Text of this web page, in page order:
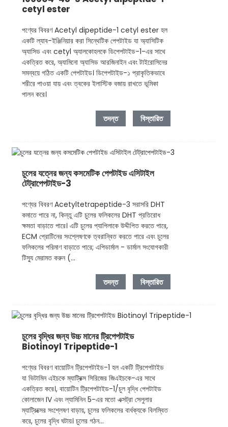
cetyl ester
পণ্যের বিবরণ Acetyl dipeptide-1 cetyl ester হল
একটি ল্যাব-ইঞ্জিনিয়ার করা সিন্থেটিক পেপটাইড যা অ্যাসিটিক
অ্যাসিড এবং cetyl অ্যালকোহলকে ডিপেপটাইড-1-এর সাথে
একত্রিত করে, অ্যামিনো অ্যাসিড আরজিনাইন এবং টাইরোসিনের
সমন্বয়ে গঠিত একটি পেপটাইড। ডিপেপটাইড-১ প্রাকৃতিকভাবে
শরীরে পাওয়া যায় এবং ত্বকের ইলাস্টিক বজায় রাখতে ভূমিকা
পালন করে।
তদন্ত বিস্তারিত
চুলের যত্নের জন্য কসমেটিক পেপটাইড এসিটাইল
টেট্রাপেপটাইড-3
পণ্যের বিবরণ Acetyltetrapeptide-3 সরাসরি DHT
কমাতে পারে না, কিন্তু এটি চুলের ফলিকলের DHT প্রতিরোধ
ক্ষমতা বাড়াতে পারে। এটি চুলের প্যাপিলাকে উদ্দীপিত করতে পারে,
ECM প্রোটিনের সংশ্লেষণকে ত্বরান্বিত করতে পারে এবং চুলের
ফলিকলের পরিমাণ বাড়াতে পারে; এপিডার্মাল - ডার্মাল সংযোগকারী
টিস্যু মেরামত করুন (...
তদন্ত বিস্তারিত
চুলের বৃদ্ধির জন্য উচ্চ মানের ট্রিপেপটাইড
Biotinoyl Tripeptide-1
পণ্যের বিবরণ বায়োটিন ট্রিপেপটাইড-1 হল একটি ট্রিপেপটাইড
যা ভিটামিন এইচকে ম্যাট্রিক্স সিরিজের জিএইচকে-এর সাথে
একত্রিত করে।, বায়োটিন ট্রিপেপটাইড-1/চুল বৃদ্ধি পেপটাইড
কোলাজেন IV এবং ল্যামিনিন 5-এর মতো এক্সট্রা সেলুলার
ম্যাট্রিক্সের সংশ্লেষণ বাড়ায়, চুলের ফলিকলের বার্ধক্যকে বিলম্বিত
করে, চুলের বৃদ্ধি ঘটায়। চুলের গঠন...